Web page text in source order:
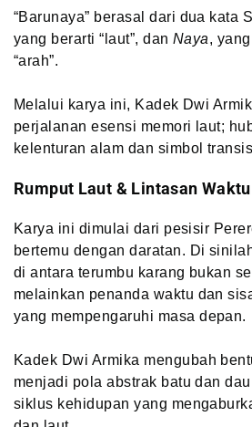
“Barunaya” berasal dari dua kata
yang berarti “laut”, dan Naya,
“arah”.
Melalui karya ini, Kadek Dwi
perjalanan esensi memori laut;
kelenturan alam dan simbol
Rumput Laut & Lintasan
Karya ini dimulai dari pesisir
bertemu dengan daratan. Di
di antara terumbu karang bukan
melainkan penanda waktu dan
yang mempengaruhi masa depan.
Kadek Dwi Armika mengubah
menjadi pola abstrak batu dan
siklus kehidupan yang